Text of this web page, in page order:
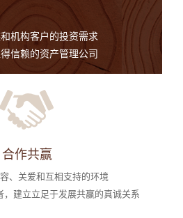
机构客户的投资需求
信赖的资产管理公司
合作共赢
、关爱和互相支持的环境
，建立立足于发展共赢的真诚关系